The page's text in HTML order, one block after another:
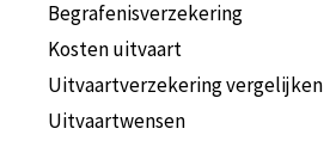
Begrafenisverzekering
Kosten uitvaart
Uitvaartverzekering vergelijken
Uitvaartwensen